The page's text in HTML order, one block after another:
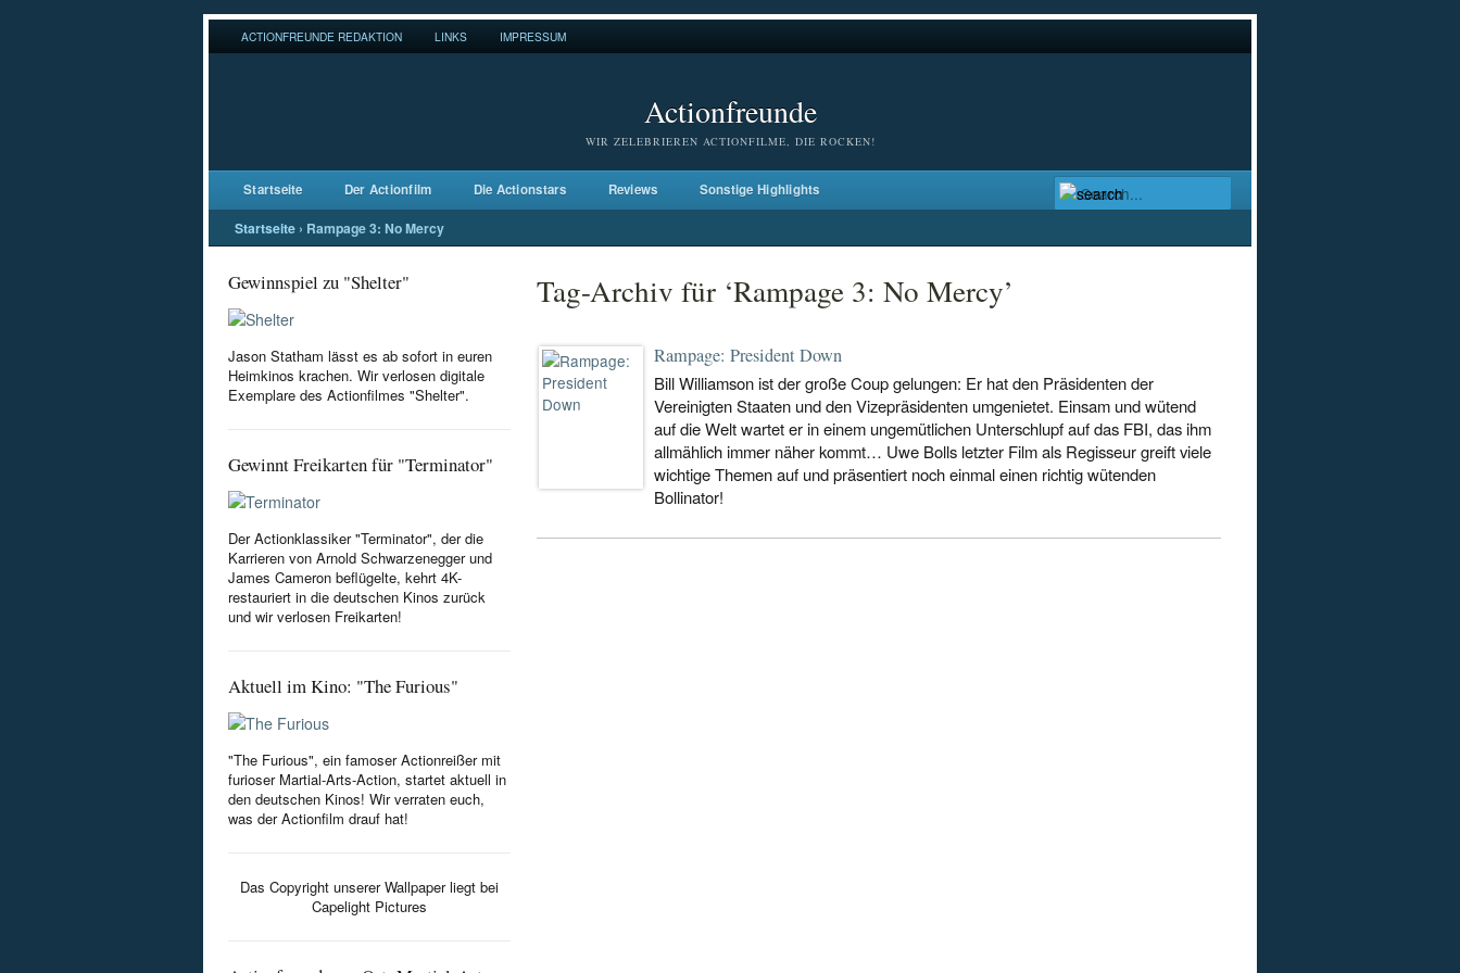
ACTIONFREUNDE REDAKTION LINKS IMPRESSUM
Actionfreunde
WIR ZELEBRIEREN ACTIONFILME, DIE ROCKEN!
Startseite Der Actionfilm Die Actionstars Reviews Sonstige Highlights
Startseite › Rampage 3: No Mercy
Gewinnspiel zu "Shelter"
Jason Statham lässt es ab sofort in euren
Heimkinos krachen. Wir verlosen digitale
Exemplare des Actionfilmes "Shelter".
Gewinnt Freikarten für "Terminator"
Der Actionklassiker "Terminator", der die
Karrieren von Arnold Schwarzenegger und
James Cameron beflügelte, kehrt 4K-
restauriert in die deutschen Kinos zurück
und wir verlosen Freikarten!
Aktuell im Kino: "The Furious"
"The Furious", ein famoser Actionreißer mit
furioser Martial-Arts-Action, startet aktuell in
den deutschen Kinos! Wir verraten euch,
was der Actionfilm drauf hat!
Das Copyright unserer Wallpaper liegt bei
Capelight Pictures
Tag-Archiv für ‘Rampage 3: No Mercy’
Rampage: President Down
Bill Williamson ist der große Coup gelungen: Er hat den Präsidenten der
Vereinigten Staaten und den Vizepräsidenten umgenietet. Einsam und wütend
auf die Welt wartet er in einem ungemütlichen Unterschlupf auf das FBI, das ihm
allmählich immer näher kommt… Uwe Bolls letzter Film als Regisseur greift viele
wichtige Themen auf und präsentiert noch einmal einen richtig wütenden
Bollinator!